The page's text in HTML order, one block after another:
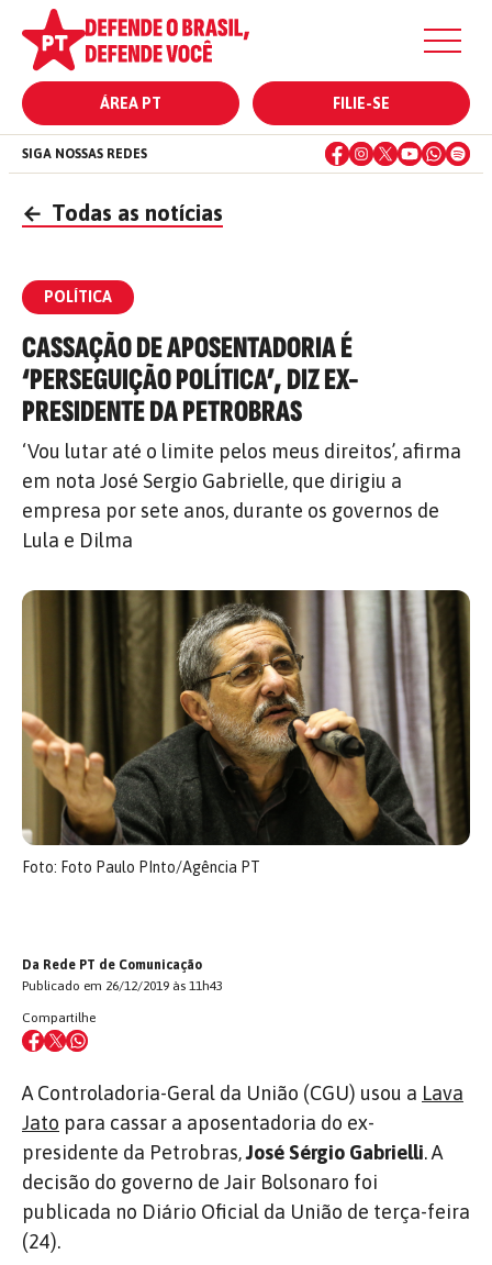
ÁREA PT FILIE-SE
SIGA NOSSAS REDES
← Todas as notícias
POLÍTICA
CASSAÇÃO DE APOSENTADORIA É
‘PERSEGUIÇÃO POLÍTICA’, DIZ EX-
PRESIDENTE DA PETROBRAS
‘Vou lutar até o limite pelos meus direitos’, afirma
em nota José Sergio Gabrielle, que dirigiu a
empresa por sete anos, durante os governos de
Lula e Dilma
Foto: Foto Paulo PInto/Agência PT
Da Rede PT de Comunicação
Publicado em 26/12/2019 às 11h43
Compartilhe
A Controladoria-Geral da União (CGU) usou a Lava
Jato para cassar a aposentadoria do ex-
presidente da Petrobras,José Sérgio Gabrielli. A
decisão do governo de Jair Bolsonaro foi
publicada no Diário Oficial da União de terça-feira
(24).